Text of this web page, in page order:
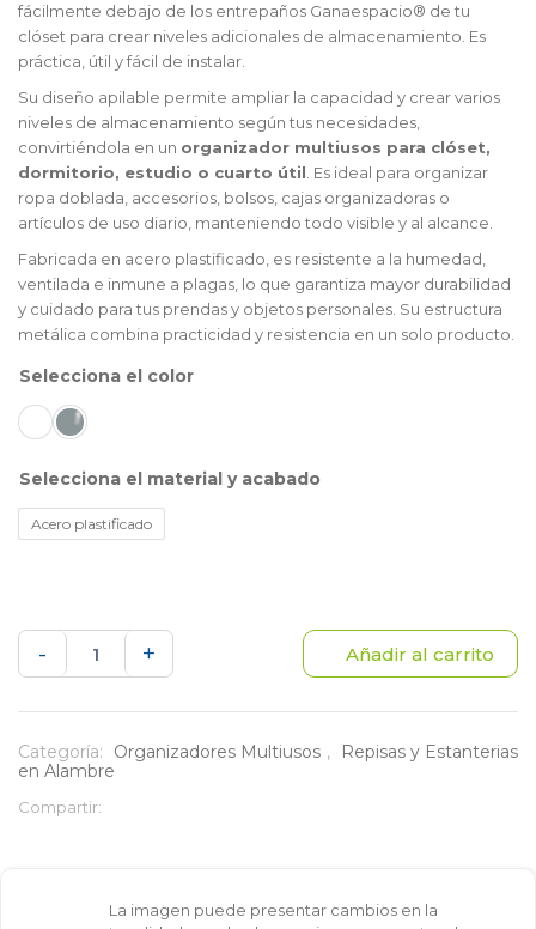
fácilmente debajo de los entrepaños Ganaespacio® de tu
clóset para crear niveles adicionales de almacenamiento. Es
práctica, útil y fácil de instalar.
Su diseño apilable permite ampliar la capacidad y crear varios
niveles de almacenamiento según tus necesidades,
convirtiéndola en un organizador multiusos para clóset,
dormitorio, estudio o cuarto útil. Es ideal para organizar
ropa doblada, accesorios, bolsos, cajas organizadoras o
artículos de uso diario, manteniendo todo visible y al alcance.
Fabricada en acero plastificado, es resistente a la humedad,
ventilada e inmune a plagas, lo que garantiza mayor durabilidad
y cuidado para tus prendas y objetos personales. Su estructura
metálica combina practicidad y resistencia en un solo producto.
color
material y acabado
Acero plastificado
-
Repisa
Multiusos
+ Añadir al carrito
Categoría: Organizadores Multiusos ,
Repisas y Estanterias
en Alambre
Compartir:
La imagen puede presentar cambios en la